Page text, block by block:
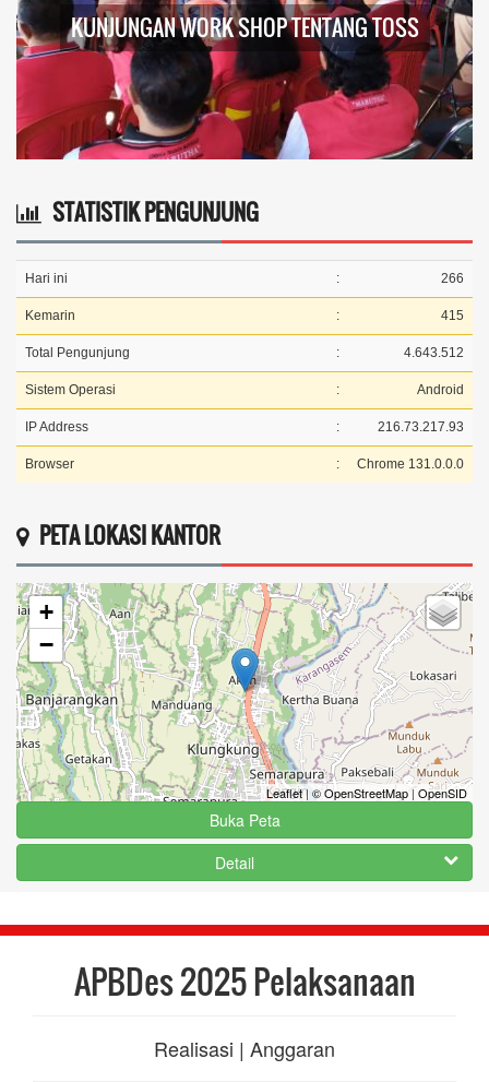
KUNJUNGAN WORK SHOP TENTANG TOSS
STATISTIK PENGUNJUNG
Hari ini : 266
Kemarin : 415
Total Pengunjung : 4.643.512
Sistem Operasi : Android
IP Address : 216.73.217.93
Browser : Chrome 131.0.0.0
PETA LOKASI KANTOR
+
−
Leaflet|© OpenStreetMap|OpenSID
Buka Peta
Detail
APBDes 2025 Pelaksanaan
Realisasi | Anggaran